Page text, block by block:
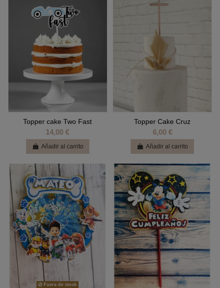
Topper cake Two Fast
14,00 €
Añadir al carrito
Topper Cake Cruz
6,00 €
Añadir al carrito
Fuera de stock